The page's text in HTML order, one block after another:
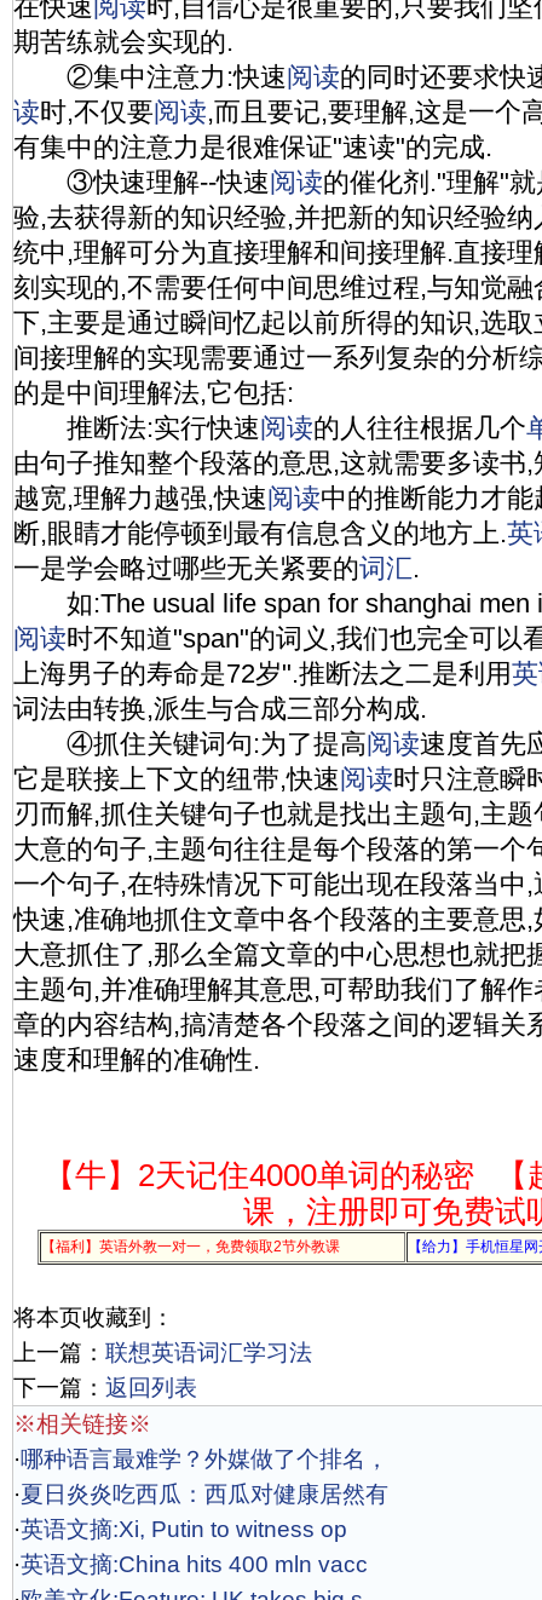
在快速阅读时,自信心是很重要的,只要我们
期苦练就会实现的.
②集中注意力:快速阅读的同时还要求快
读时,不仅要阅读,而且要记,要理解,这是一个
有集中的注意力是很难保证"速读"的完成.
③快速理解--快速阅读的催化剂."理解"
验,去获得新的知识经验,并把新的知识经验
统中,理解可分为直接理解和间接理解.直接
刻实现的,不需要任何中间思维过程,与知觉
下,主要是通过瞬间忆起以前所得的知识,选
间接理解的实现需要通过一系列复杂的分析
的是中间理解法,它包括:
推断法:实行快速阅读的人往往根据几个
由句子推知整个段落的意思,这就需要多读书
越宽,理解力越强,快速阅读中的推断能力才
断,眼睛才能停顿到最有信息含义的地方上.英
一是学会略过哪些无关紧要的词汇.
如:The usual life span for shanghai men
阅读时不知道"span"的词义,我们也完全可以
上海男子的寿命是72岁".推断法之二是利用
词法由转换,派生与合成三部分构成.
④抓住关键词句:为了提高阅读速度首先
它是联接上下文的纽带,快速阅读时只注意瞬
刃而解,抓住关键句子也就是找出主题句,主
大意的句子,主题句往往是每个段落的第一个
一个句子,在特殊情况下可能出现在段落当中
快速,准确地抓住文章中各个段落的主要意思
大意抓住了,那么全篇文章的中心思想也就把
主题句,并准确理解其意思,可帮助我们了解
章的内容结构,搞清楚各个段落之间的逻辑关
速度和理解的准确性.
【牛】2天记住4000单词的秘密
课，注册即可免费试
【福利】英语外教一对一，免费领取2节外教课 【给力】手机恒星
将本页收藏到：
上一篇： 联想英语词汇学习法
下一篇： 返回列表
※相关链接※
·哪种语言最难学？外媒做了个排名，
·夏日炎炎吃西瓜：西瓜对健康居然有
·英语文摘:Xi, Putin to witness op
·英语文摘:China hits 400 mln vacc